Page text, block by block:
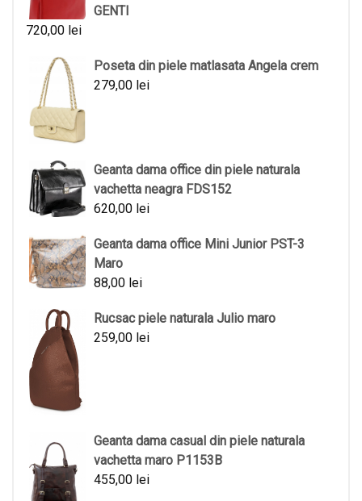
GENTI
720,00 lei
Poseta din piele matlasata Angela crem
279,00 lei
Geanta dama office din piele naturala
vachetta neagra FDS152
620,00 lei
Geanta dama office Mini Junior PST-3
Maro
88,00 lei
Rucsac piele naturala Julio maro
259,00 lei
Geanta dama casual din piele naturala
vachetta maro P1153B
455,00 lei